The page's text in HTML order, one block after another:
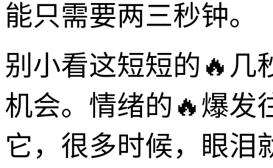
能只需要两三秒钟。
别小看这短短的🔥几
机会。情绪的🔥爆发
它，很多时候，眼泪